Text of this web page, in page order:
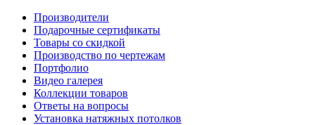
Производители
Подарочные сертификаты
Товары со скидкой
Производство по чертежам
Портфолио
Видео галерея
Коллекции товаров
Ответы на вопросы
Установка натяжных потолков